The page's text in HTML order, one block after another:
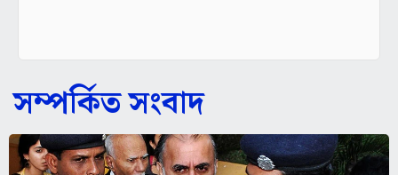
সম্পর্কিত সংবাদ